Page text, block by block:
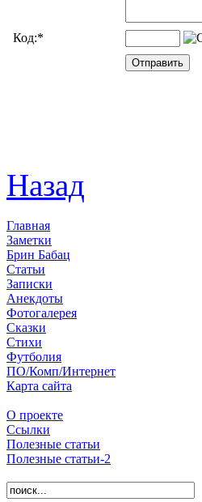
Код:*
Назад
Главная
Заметки
Брин Бабац
Статьи
Записки
Анекдоты
Фотогалерея
Сказки
Стихи
Футболия
ПО/Комп/Интернет
Карта сайта
О проекте
Ссылки
Полезные статьи
Полезные статьи-2